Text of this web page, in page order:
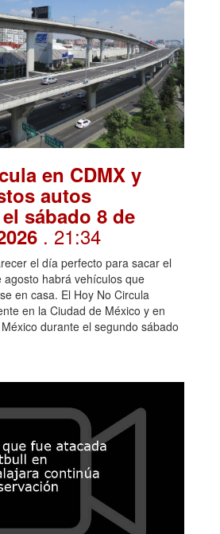
en CDMX y
autos
sábado 8 de
. 21:34
el día perfecto para sacar el
habrá vehículos que
en casa. El Hoy No Circula
en la Ciudad de México y en
durante el segundo sábado